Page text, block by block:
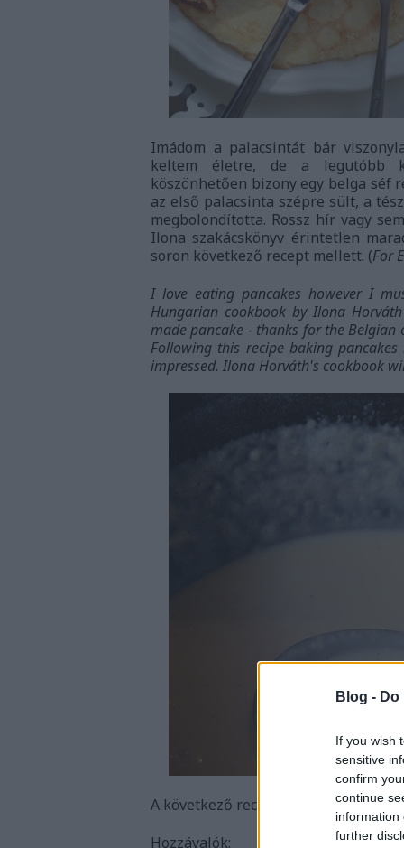
Blog -
If you wish
sensitive
confirm
continue
information
further
Imádom a palacsintát bár
keltem életre, de a legutóbb
köszönhetően bizony egy belga
az első palacsinta szépre sült, a
megbolondította. Rossz hír vagy
Ilona szakácskönyv érintetlen
soron következő recept mellett. (For
I love eating pancakes however I
Hungarian cookbook by Ilona
made pancake - thanks for the Belgian
Following this recipe baking
impressed. Ilona Horváth's cookbook
A következő recept négy személyre
Hozzávalók: